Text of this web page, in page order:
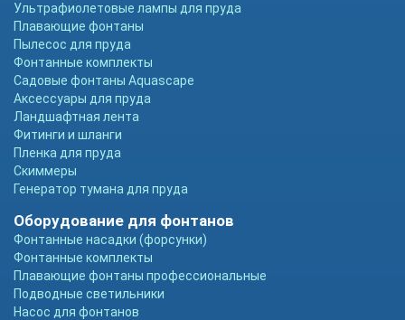
Ультрафиолетовые лампы для пруда
Плавающие фонтаны
Пылесос для пруда
Фонтанные комплекты
Садовые фонтаны Aquascape
Аксессуары для пруда
Ландшафтная лента
Фитинги и шланги
Пленка для пруда
Скиммеры
Генератор тумана для пруда
Оборудование для фонтанов
Фонтанные насадки (форсунки)
Фонтанные комплекты
Плавающие фонтаны профессиональные
Подводные светильники
Насос для фонтанов